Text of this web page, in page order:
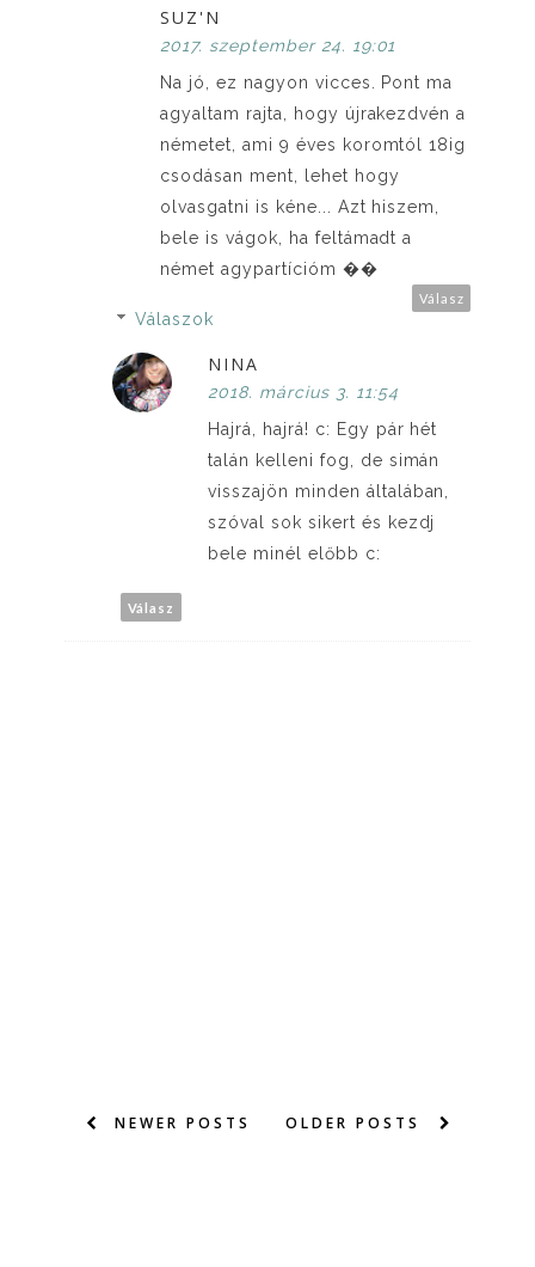
SUZ'N
2017. szeptember 24. 19:01
Na jó, ez nagyon vicces. Pont ma
agyaltam rajta, hogy újrakezdvén a
németet, ami 9 éves koromtól 18ig
csodásan ment, lehet hogy
olvasgatni is kéne... Azt hiszem,
bele is vágok, ha feltámadt a
német agypartícióm ��
Válasz
Válaszok
NINA
2018. március 3. 11:54
Hajrá, hajrá! c: Egy pár hét
talán kelleni fog, de simán
visszajön minden általában,
szóval sok sikert és kezdj
bele minél előbb c:
Válasz
NEWER POSTS OLDER POSTS